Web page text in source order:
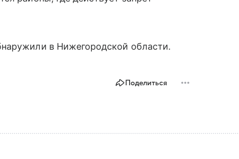
в Нижегородской области.
Поделиться